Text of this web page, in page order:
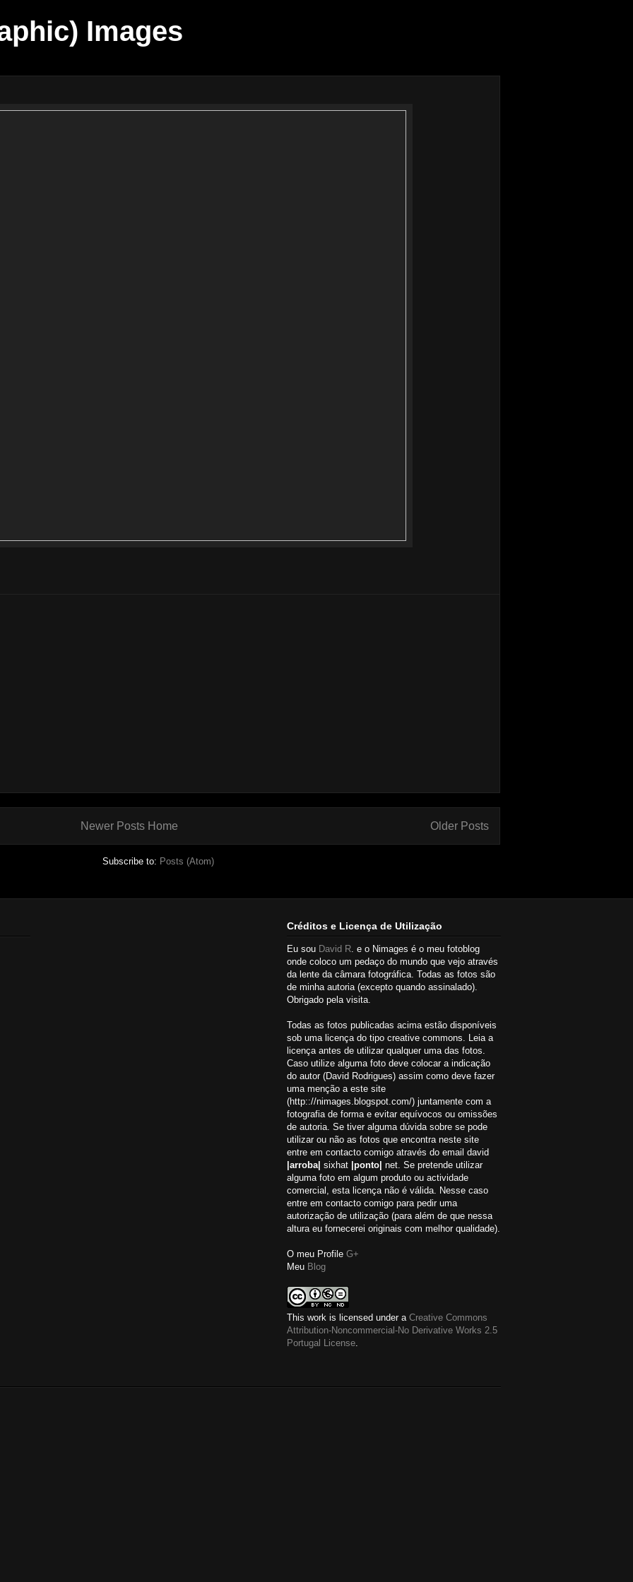
Images
Newer Posts Older Posts
Home
Subscribe to: Posts (Atom)
Créditos e Licença de Utilização
Eu sou David R . e o Nimages é o meu fotoblog
onde coloco um pedaço do mundo que vejo através
da lente da câmara fotográfica. Todas as fotos são
de minha autoria (excepto quando assinalado).
Obrigado pela visita.
Todas as fotos publicadas acima estão disponíveis
sob uma licença do tipo creative commons. Leia a
licença antes de utilizar qualquer uma das fotos.
Caso utilize alguma foto deve colocar a indicação
do autor (David Rodrigues) assim como deve fazer
uma menção a este site
(http:://nimages.blogspot.com/) juntamente com a
fotografia de forma e evitar equívocos ou omissões
de autoria. Se tiver alguma dúvida sobre se pode
utilizar ou não as fotos que encontra neste site
entre em contacto comigo através do email david
|arroba| sixhat |ponto| net. Se pretende utilizar
alguma foto em algum produto ou actividade
comercial, esta licença não é válida. Nesse caso
entre em contacto comigo para pedir uma
autorização de utilização (para além de que nessa
altura eu fornecerei originais com melhor qualidade).
O meu Profile G+
Meu Blog
This work is licensed under a Creative Commons
Attribution-Noncommercial-No Derivative Works 2.5
Portugal License